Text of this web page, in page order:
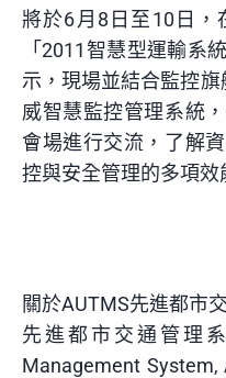
將於6月8日至10日，
「2011智慧型運輸系
示，現場並結合監控
威智慧監控管理系統
會場進行交流，了解
控與安全管理的多項效
關於AUTMS先進都市
先進都市交通管理系
Management